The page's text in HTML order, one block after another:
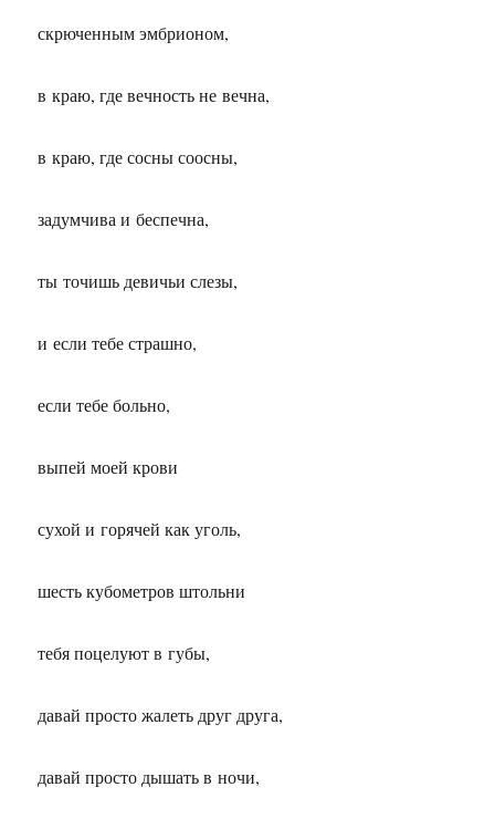
скрюченным эмбрионом,
в краю, где вечность не вечна,
в краю, где сосны соосны,
задумчива и беспечна,
ты точишь девичьи слезы,
и если тебе страшно,
если тебе больно,
выпей моей крови
сухой и горячей как уголь,
шесть кубометров штольни
тебя поцелуют в губы,
давай просто жалеть друг друга,
давай просто дышать в ночи,